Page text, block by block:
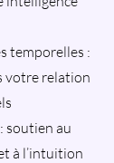
temporelles :
votre relation
soutien au
à l’intuition